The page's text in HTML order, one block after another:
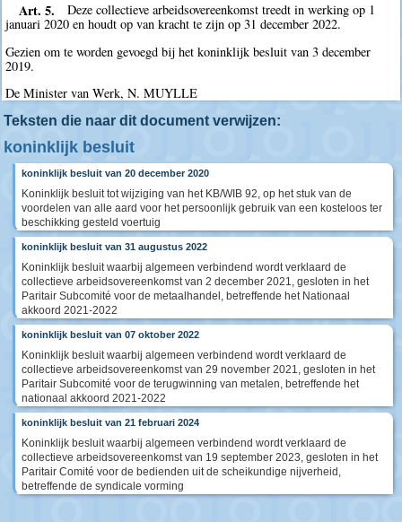
Art. 5.
Deze collectieve arbeidsovereenkomst treedt in werking op 1
januari 2020 en houdt op van kracht te zijn op 31 december 2022.
Gezien om te worden gevoegd bij het koninklijk besluit van 3 december
2019.
De Minister van Werk, N. MUYLLE
Teksten die naar dit document verwijzen:
koninklijk besluit
koninklijk besluit van 20 december 2020
Koninklijk besluit tot wijziging van het KB/WIB 92, op het stuk van de
voordelen van alle aard voor het persoonlijk gebruik van een kosteloos ter
beschikking gesteld voertuig
koninklijk besluit van 31 augustus 2022
Koninklijk besluit waarbij algemeen verbindend wordt verklaard de
collectieve arbeidsovereenkomst van 2 december 2021, gesloten in het
Paritair Subcomité voor de metaalhandel, betreffende het Nationaal
akkoord 2021-2022
koninklijk besluit van 07 oktober 2022
Koninklijk besluit waarbij algemeen verbindend wordt verklaard de
collectieve arbeidsovereenkomst van 29 november 2021, gesloten in het
Paritair Subcomité voor de terugwinning van metalen, betreffende het
nationaal akkoord 2021-2022
koninklijk besluit van 21 februari 2024
Koninklijk besluit waarbij algemeen verbindend wordt verklaard de
collectieve arbeidsovereenkomst van 19 september 2023, gesloten in het
Paritair Comité voor de bedienden uit de scheikundige nijverheid,
betreffende de syndicale vorming